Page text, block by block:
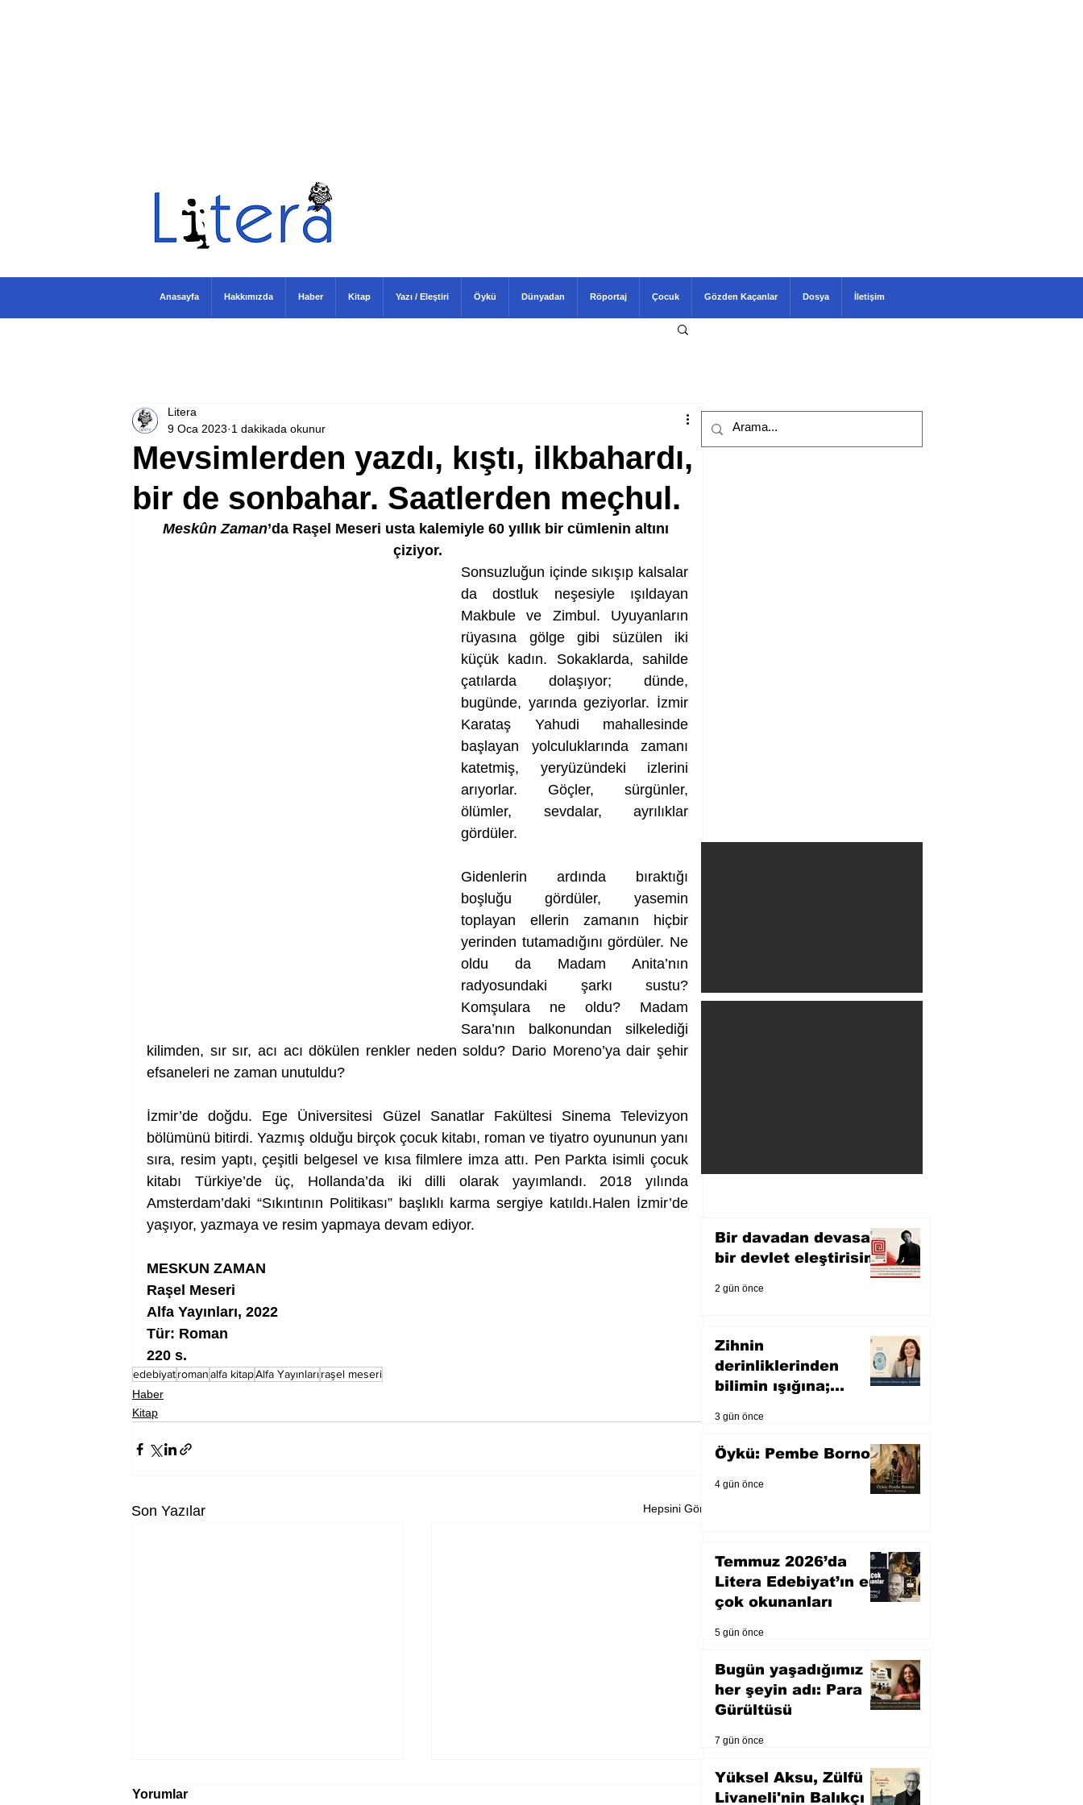
Mevsimlerden yazdı, kıştı, ilkbahardı,
bir de sonbahar. Saatlerden meçhul.
Litera
9 Oca 2023 1 dakikada okunur
Meskûn Zaman’da Raşel Meseri usta kalemiyle 60 yıllık bir cümlenin altını
çiziyor.
Sonsuzluğun içinde sıkışıp kalsalar
da dostluk neşesiyle ışıldayan
Makbule ve Zimbul. Uyuyanların
rüyasına gölge gibi süzülen iki
küçük kadın. Sokaklarda, sahilde
çatılarda dolaşıyor; dünde,
bugünde, yarında geziyorlar. İzmir
Karataş Yahudi mahallesinde
başlayan yolculuklarında zamanı
katetmiş, yeryüzündeki izlerini
arıyorlar. Göçler, sürgünler,
ölümler, sevdalar, ayrılıklar
gördüler.
Gidenlerin ardında bıraktığı
boşluğu gördüler, yasemin
toplayan ellerin zamanın hiçbir
yerinden tutamadığını gördüler. Ne
oldu da Madam Anita’nın
radyosundaki şarkı sustu?
Komşulara ne oldu? Madam
Sara’nın balkonundan silkelediği
kilimden, sır sır, acı acı dökülen renkler neden soldu? Dario Moreno’ya dair şehir
efsaneleri ne zaman unutuldu?
İzmir’de doğdu. Ege Üniversitesi Güzel Sanatlar Fakültesi Sinema Televizyon
bölümünü bitirdi. Yazmış olduğu birçok çocuk kitabı, roman ve tiyatro oyununun yanı
sıra, resim yaptı, çeşitli belgesel ve kısa filmlere imza attı. Pen Parkta isimli çocuk
kitabı Türkiye’de üç, Hollanda’da iki dilli olarak yayımlandı. 2018 yılında
Amsterdam’daki “Sıkıntının Politikası” başlıklı karma sergiye katıldı.Halen İzmir’de
yaşıyor, yazmaya ve resim yapmaya devam ediyor.
MESKUN ZAMAN
Raşel Meseri
Alfa Yayınları, 2022
Tür: Roman
220 s.
edebiyatromanalfa kitapAlfa Yayınlarıraşel meseri
Haber
Kitap
Son Yazılar Hepsini Gör
Yorumlar
Bir davadan devasa
bir devlet eleştirisine
2 gün önce
Zihnin
derinliklerinden
bilimin ışığına;
3 gün önce
Öykü: Pembe Bornoz
4 gün önce
Temmuz 2026’da
Litera Edebiyat’ın en
çok okunanları
5 gün önce
Bugün yaşadığımız
her şeyin adı: Para
Gürültüsü
7 gün önce
Yüksel Aksu, Zülfü
Livaneli'nin Balıkçı
Anasayfa Hakkımızda Haber Kitap Yazı / Eleştiri Öykü Dünyadan Röportaj Çocuk Gözden Kaçanlar Dosya İletişim